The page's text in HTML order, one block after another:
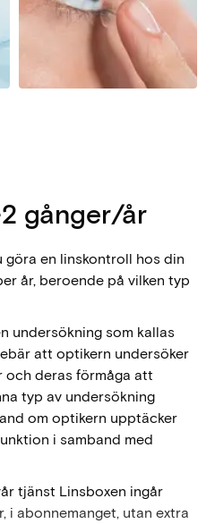
gånger/år
en linskontroll hos din
år, beroende på vilken typ
undersökning som kallas
att optikern undersöker
och deras förmåga att
typ av undersökning
om optikern upptäcker
i samband med
tjänst Linsboxen ingår
i abonnemanget, utan extra